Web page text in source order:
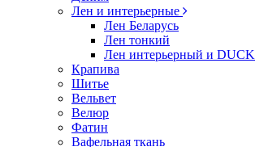
Лен и интерьерные
Лен Беларусь
Лен тонкий
Лен интерьерный и DUCK
Крапива
Шитье
Вельвет
Велюр
Фатин
Вафельная ткань